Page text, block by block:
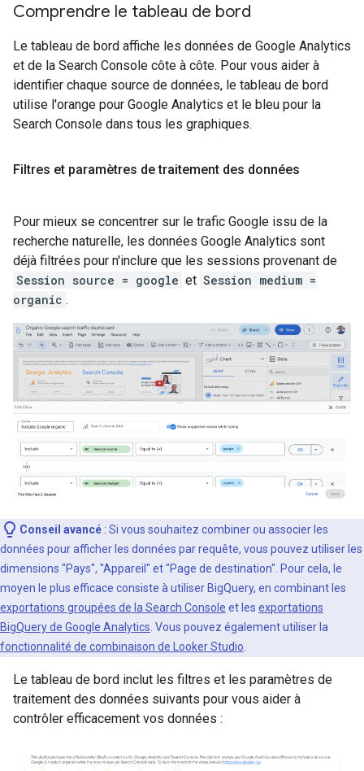
Comprendre le tableau de bord
Le tableau de bord affiche les données de Google Analytics
et de la Search Console côte à côte. Pour vous aider à
identifier chaque source de données, le tableau de bord
utilise l'orange pour Google Analytics et le bleu pour la
Search Console dans tous les graphiques.
Filtres et paramètres de traitement des données
Pour mieux se concentrer sur le trafic Google issu de la
recherche naturelle, les données Google Analytics sont
déjà filtrées pour n'inclure que les sessions provenant de
Session source = google et Session medium =
organic .
Conseil avancé : Si vous souhaitez combiner ou associer les
données pour afficher les données par requête, vous pouvez utiliser les
dimensions "Pays", "Appareil" et "Page de destination". Pour cela, le
moyen le plus efficace consiste à utiliser BigQuery, en combinant les
exportations groupées de la Search Console et les exportations
BigQuery de Google Analytics . Vous pouvez également utiliser la
fonctionnalité de combinaison de Looker Studio
Le tableau de bord inclut les filtres et les paramètres de
traitement des données suivants pour vous aider à
contrôler efficacement vos données :